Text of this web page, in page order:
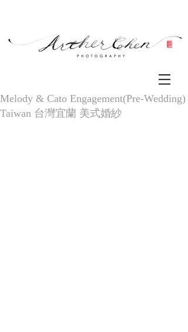
Melody & Cato Engagement(Pre-Wedding)
Taiwan 台灣宜蘭 美式婚紗